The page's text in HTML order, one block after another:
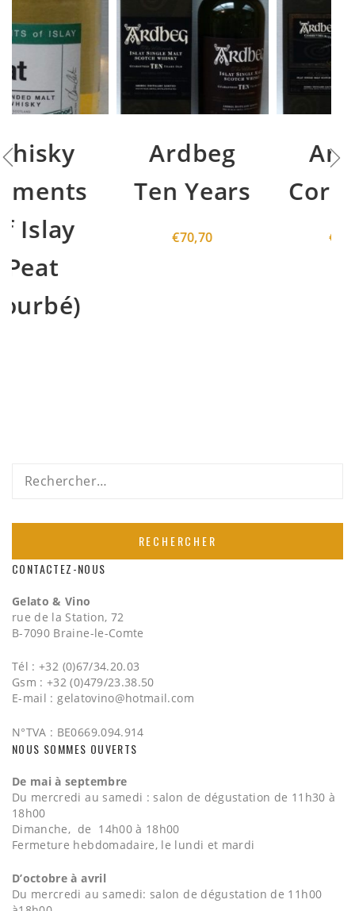
Ardbeg
Ten Years
Ardbeg
Corryvreckan
Rechercher :
CONTACTEZ-NOUS
Gelato & Vino
rue de la Station, 72
B-7090 Braine-le-Comte
Tél : +32 (0)67/34.20.03
Gsm : +32 (0)479/23.38.50
E-mail :gelatovino@hotmail.com
N°TVA : BE0669.094.914
NOUS SOMMES OUVERTS
De mai à septembre
Du mercredi au samedi : salon de dégustation de 11h30 à
18h00
Dimanche, de 14h00 à 18h00
Fermeture hebdomadaire, le lundi et mardi
D’octobre à avril
Du mercredi au samedi: salon de dégustation de 11h00